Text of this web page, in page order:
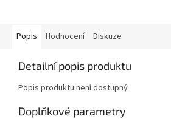
Popis Hodnocení Diskuze
Detailní popis produktu
Popis produktu není dostupný
Doplňkové parametry